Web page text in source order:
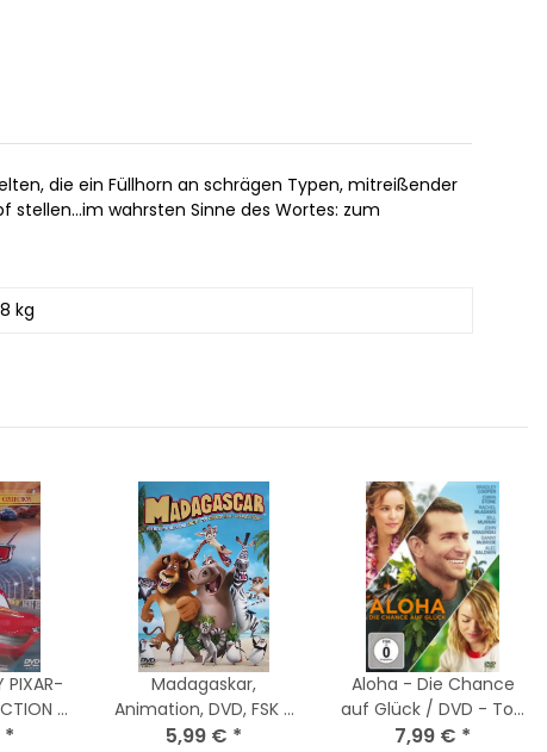
die ein Füllhorn an schrägen Typen, mitreißender
stellen…im wahrsten Sinne des Wortes: zum
kg
PIXAR-
-
*
Madagaskar,
Animation, DVD, FSK 0
- Top Zustand
5,99 € *
Aloha - Die Chance
auf Glück / DVD - Top
Zustand
7,99 € *